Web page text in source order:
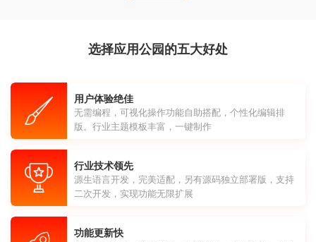
选择应用公园的五大好处
用户体验绝佳
无需编程，可视化操作功能自助搭配，个性化编辑排
版。行业主题模板丰富，一键制作
行业技术领先
源生语言开发，完美适配，另有源码独立部署版，支持
二次开发，实现功能无限扩展
功能更新快